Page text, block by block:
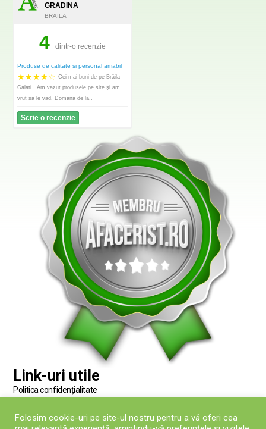
GRADINA
BRAILA
4dintr-o recenzie
Produse de calitate si personal amabil
★★★★☆ Cei mai buni de pe Brăila -
Galati . Am vazut produsele pe site şi am
vrut sa le vad. Domana de la..
Scrie o recenzie
Link-uri utile
Politica confidențialitate
Politica fișierelor Cookies
Folosim cookie-uri pe site-ul nostru pentru a vă oferi cea